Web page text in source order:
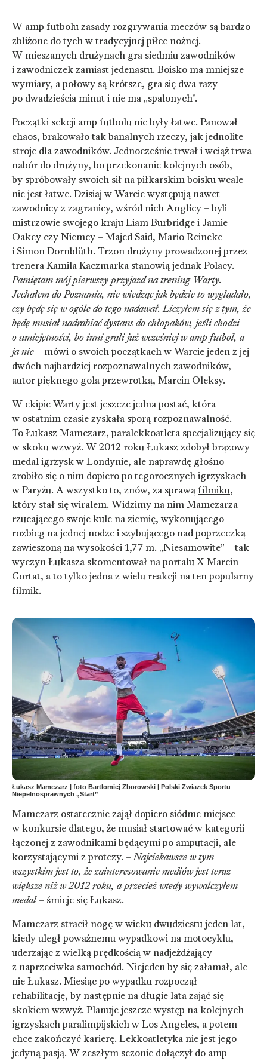
W amp futbolu zasady rozgrywania meczów są bardzo
zbliżone do tych w tradycyjnej piłce nożnej.
W mieszanych drużynach gra siedmiu zawodników
i zawodniczek zamiast jedenastu. Boisko ma mniejsze
wymiary, a połowy są krótsze, gra się dwa razy
po dwadzieścia minut i nie ma „spalonych”.
Początki sekcji amp futbolu nie były łatwe. Panował
chaos, brakowało tak banalnych rzeczy, jak jednolite
stroje dla zawodników. Jednocześnie trwał i wciąż trwa
nabór do drużyny, bo przekonanie kolejnych osób,
by spróbowały swoich sił na piłkarskim boisku wcale
nie jest łatwe. Dzisiaj w Warcie występują nawet
zawodnicy z zagranicy, wśród nich Anglicy – byli
mistrzowie swojego kraju Liam Burbridge i Jamie
Oakey czy Niemcy – Majed Said, Mario Reineke
i Simon Dornblüth. Trzon drużyny prowadzonej przez
trenera Kamila Kaczmarka stanowią jednak Polacy. –
Pamiętam mój pierwszy przyjazd na trening Warty.
Jechałem do Poznania, nie wiedząc jak będzie to wyglądało,
czy będę się w ogóle do tego nadawał. Liczyłem się z tym, że
będę musiał nadrabiać dystans do chłopaków, jeśli chodzi
o umiejętności, bo inni grali już wcześniej w amp futbol, a
ja nie – mówi o swoich początkach w Warcie jeden z jej
dwóch najbardziej rozpoznawalnych zawodników,
autor pięknego gola przewrotką, Marcin Oleksy.
W ekipie Warty jest jeszcze jedna postać, która
w ostatnim czasie zyskała sporą rozpoznawalność.
To Łukasz Mamczarz, paralekkoatleta specjalizujący się
w skoku wzwyż. W 2012 roku Łukasz zdobył brązowy
medal igrzysk w Londynie, ale naprawdę głośno
zrobiło się o nim dopiero po tegorocznych igrzyskach
w Paryżu. A wszystko to, znów, za sprawą filmiku,
który stał się wiralem. Widzimy na nim Mamczarza
rzucającego swoje kule na ziemię, wykonującego
rozbieg na jednej nodze i szybującego nad poprzeczką
zawieszoną na wysokości 1,77 m. „Niesamowite” – tak
wyczyn Łukasza skomentował na portalu X Marcin
Gortat, a to tylko jedna z wielu reakcji na ten popularny
filmik.
Łukasz Mamczarz | foto Bartlomiej Zborowski | Polski Zwiazek Sportu
Niepelnosprawnych „Start”
Mamczarz ostatecznie zajął dopiero siódme miejsce
w konkursie dlatego, że musiał startować w kategorii
łączonej z zawodnikami będącymi po amputacji, ale
korzystającymi z protezy. –Najciekawsze w tym
wszystkim jest to, że zainteresowanie mediów jest teraz
większe niż w 2012 roku, a przecież wtedy wywalczyłem
medal– śmieje się Łukasz.
Mamczarz stracił nogę w wieku dwudziestu jeden lat,
kiedy uległ poważnemu wypadkowi na motocyklu,
uderzając z wielką prędkością w nadjeżdżający
z naprzeciwka samochód. Niejeden by się załamał, ale
nie Łukasz. Miesiąc po wypadku rozpoczął
rehabilitację, by następnie na długie lata zająć się
skokiem wzwyż. Planuje jeszcze występ na kolejnych
igrzyskach paralimpijskich w Los Angeles, a potem
chce zakończyć karierę. Lekkoatletyka nie jest jego
jedyną pasją. W zeszłym sezonie dołączył do amp